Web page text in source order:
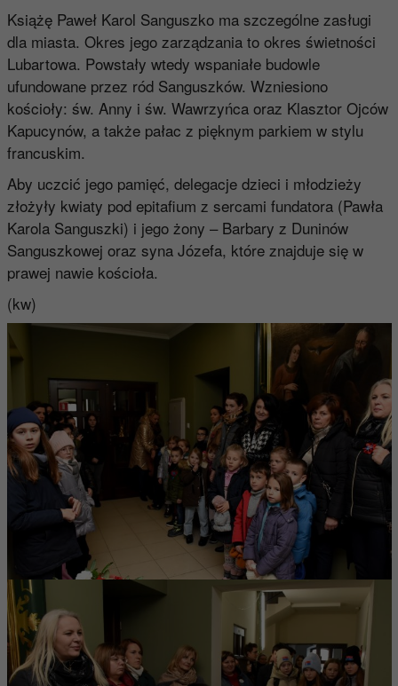
Książę Paweł Karol Sanguszko ma szczególne zasługi
dla miasta. Okres jego zarządzania to okres świetności
Lubartowa. Powstały wtedy wspaniałe budowle
ufundowane przez ród Sanguszków. Wzniesiono
kościoły: św. Anny i św. Wawrzyńca oraz Klasztor Ojców
Kapucynów, a także pałac z pięknym parkiem w stylu
francuskim.
Aby uczcić jego pamięć, delegacje dzieci i młodzieży
złożyły kwiaty pod epitafium z sercami fundatora (Pawła
Karola Sanguszki) i jego żony – Barbary z Duninów
Sanguszkowej oraz syna Józefa, które znajduje się w
prawej nawie kościoła.
(kw)